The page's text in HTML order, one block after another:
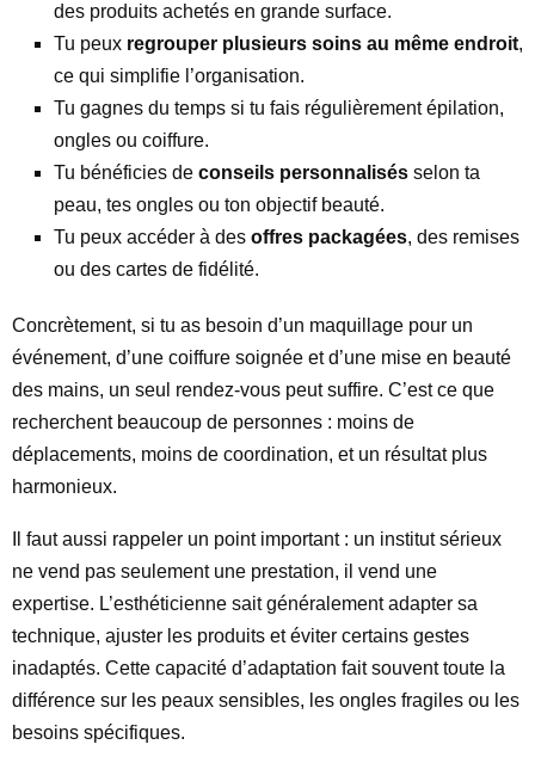
des produits achetés en grande surface.
Tu peux regrouper plusieurs soins au même endroit,
ce qui simplifie l’organisation.
Tu gagnes du temps si tu fais régulièrement épilation,
ongles ou coiffure.
Tu bénéficies de conseils personnalisés selon ta
peau, tes ongles ou ton objectif beauté.
Tu peux accéder à des offres packagées, des remises
ou des cartes de fidélité.
Concrètement, si tu as besoin d’un maquillage pour un
événement, d’une coiffure soignée et d’une mise en beauté
des mains, un seul rendez-vous peut suffire. C’est ce que
recherchent beaucoup de personnes : moins de
déplacements, moins de coordination, et un résultat plus
harmonieux.
Il faut aussi rappeler un point important : un institut sérieux
ne vend pas seulement une prestation, il vend une
expertise. L’esthéticienne sait généralement adapter sa
technique, ajuster les produits et éviter certains gestes
inadaptés. Cette capacité d’adaptation fait souvent toute la
différence sur les peaux sensibles, les ongles fragiles ou les
besoins spécifiques.